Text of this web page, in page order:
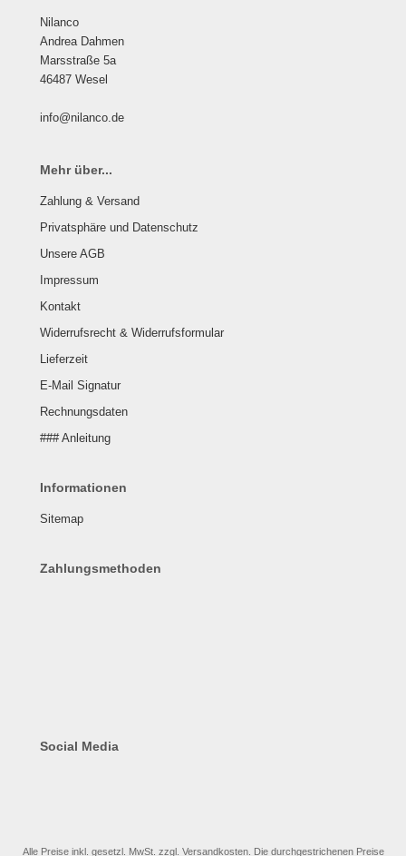
Nilanco
Andrea Dahmen
Marsstraße 5a
46487 Wesel
info@nilanco.de
Mehr über...
Zahlung & Versand
Privatsphäre und Datenschutz
Unsere AGB
Impressum
Kontakt
Widerrufsrecht & Widerrufsformular
Lieferzeit
E-Mail Signatur
Rechnungsdaten
### Anleitung
Informationen
Sitemap
Zahlungsmethoden
Social Media
Alle Preise inkl. gesetzl. MwSt. zzgl. Versandkosten. Die durchgestrichenen Preise